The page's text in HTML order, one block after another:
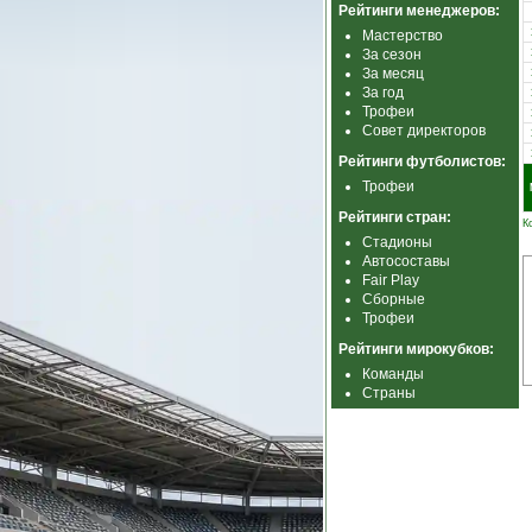
Рейтинги менеджеров:
Мастерство
За сезон
За месяц
За год
Трофеи
Совет директоров
Рейтинги футболистов:
Трофеи
Рейтинги стран:
Стадионы
Автосоставы
Fair Play
Сборные
Трофеи
Рейтинги мирокубков:
Команды
Страны